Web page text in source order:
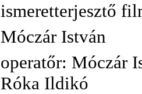
ismeretterjesztő
Móczár István
operatőr: Móczár
Róka Ildikó